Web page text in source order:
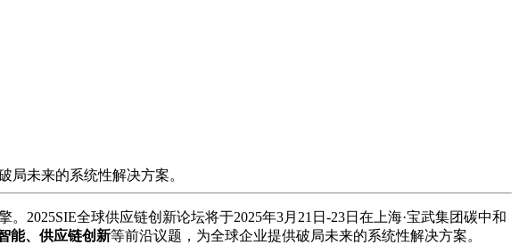
局未来的系统性解决方案。
全球供应链创新论坛将于2025年3月21日-23日在上海·宝武集团碳中和
能、供应链创新等前沿议题，为全球企业提供破局未来的系统性解决方案。